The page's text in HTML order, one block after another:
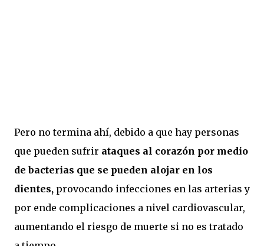
Pero no termina ahí, debido a que hay personas
que pueden sufrir ataques al corazón por medio
de bacterias que se pueden alojar en los
dientes, provocando infecciones en las arterias y
por ende complicaciones a nivel cardiovascular,
aumentando el riesgo de muerte si no es tratado